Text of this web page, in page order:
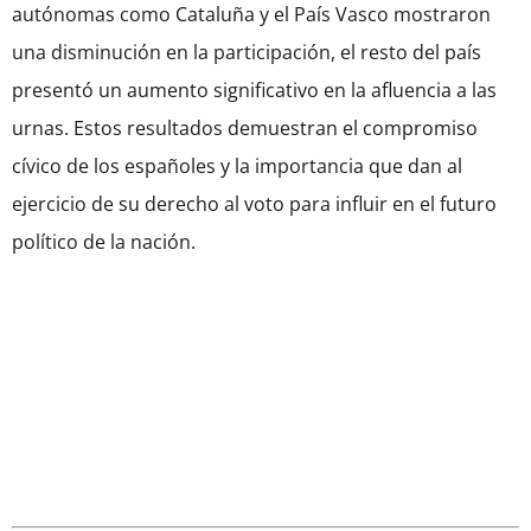
autónomas como Cataluña y el País Vasco mostraron
una disminución en la participación, el resto del país
presentó un aumento significativo en la afluencia a las
urnas. Estos resultados demuestran el compromiso
cívico de los españoles y la importancia que dan al
ejercicio de su derecho al voto para influir en el futuro
político de la nación.